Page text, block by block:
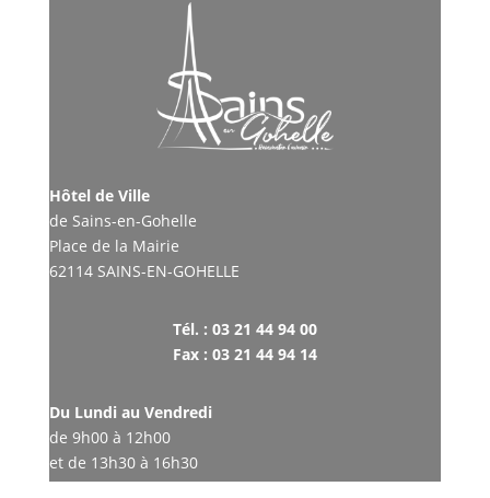
Hôtel de Ville
de Sains-en-Gohelle
Place de la Mairie
62114 SAINS-EN-GOHELLE
Tél. : 03 21 44 94 00
Fax : 03 21 44 94 14
Du Lundi au Vendredi
de 9h00 à 12h00
et de 13h30 à 16h30